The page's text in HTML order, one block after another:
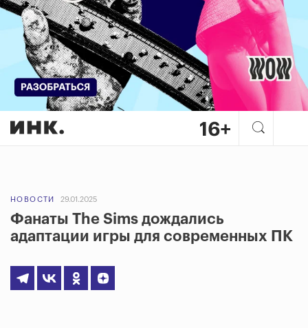
НОВОСТИ 29.01.2025
Фанаты The Sims дождались
адаптации игры для современных ПК